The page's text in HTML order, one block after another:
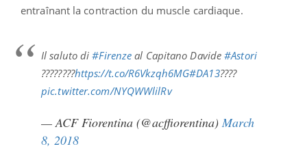
entraînant la contraction du muscle cardiaque.
Il saluto di#Firenze al Capitano Davide#Astori
????????https://t.co/R6Vkzqh6MG#DA13????
pic.twitter.com/NYQWWlilRv
— ACF Fiorentina (@acffiorentina) March
8, 2018